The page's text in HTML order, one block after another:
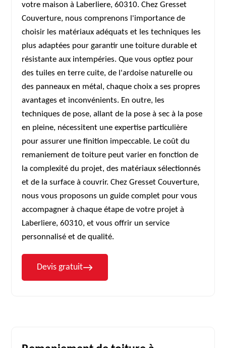
votre maison à Laberliere, 60310. Chez Gresset
Couverture, nous comprenons l'importance de
choisir les matériaux adéquats et les techniques les
plus adaptées pour garantir une toiture durable et
résistante aux intempéries. Que vous optiez pour
des tuiles en terre cuite, de l'ardoise naturelle ou
des panneaux en métal, chaque choix a ses propres
avantages et inconvénients. En outre, les
techniques de pose, allant de la pose à sec à la pose
en pleine, nécessitent une expertise particulière
pour assurer une finition impeccable. Le coût du
remaniement de toiture peut varier en fonction de
la complexité du projet, des matériaux sélectionnés
et de la surface à couvrir. Chez Gresset Couverture,
nous vous proposons un guide complet pour vous
accompagner à chaque étape de votre projet à
Laberliere, 60310, et vous offrir un service
personnalisé et de qualité.
Devis gratuit